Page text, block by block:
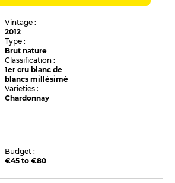
Vintage :
2012
Type :
Brut nature
Classification :
1er cru blanc de
blancs millésimé
Varieties :
Chardonnay
Budget :
€45 to €80